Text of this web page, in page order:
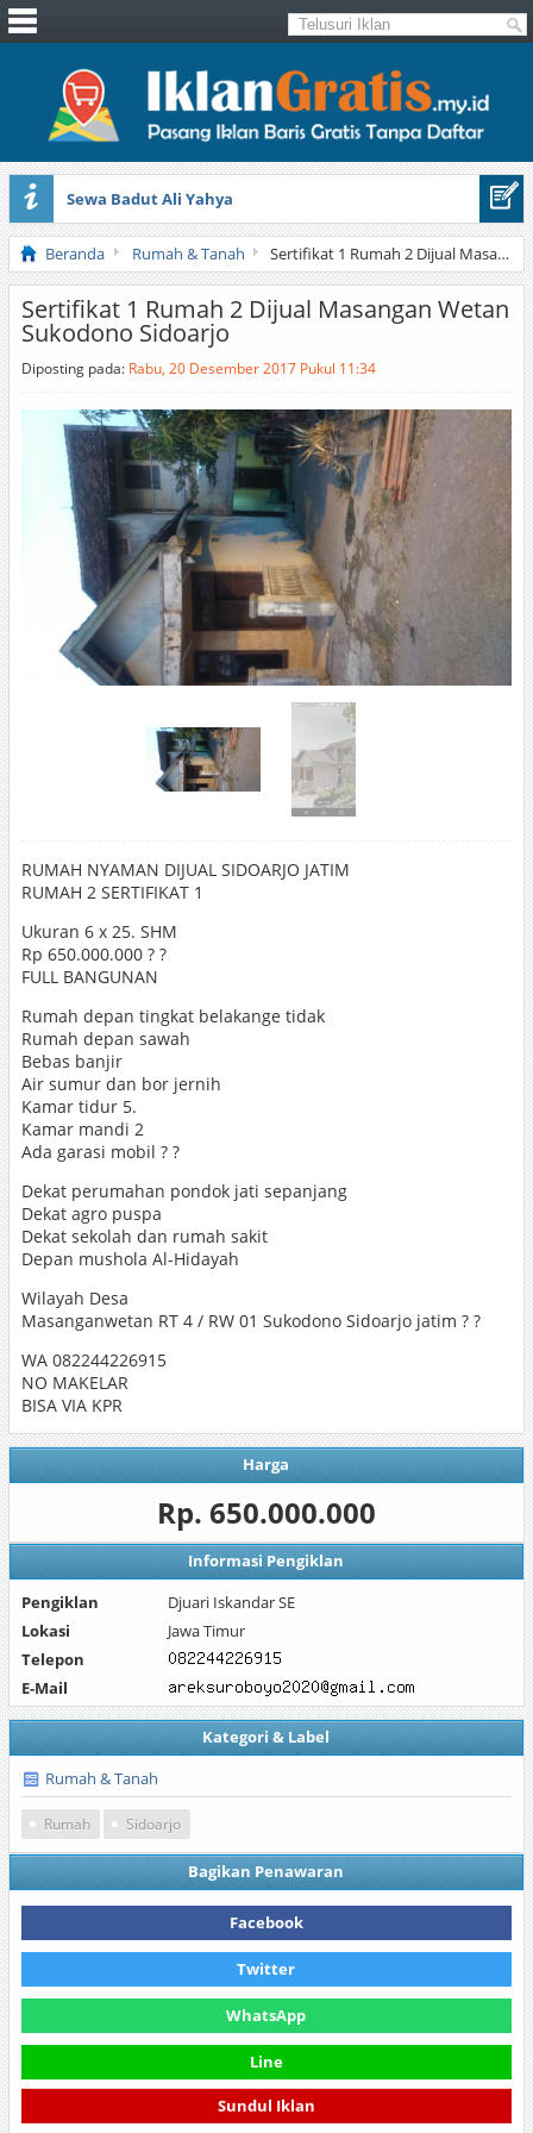
Sewa Badut Ali Yahya
Honda Brio 1.3 E AT CBU 2012 Putih
Beranda Rumah & Tanah Sertifikat 1 Rumah 2 Dijual Masangan Wetan Sukodono Sidoarjo
Sertifikat 1 Rumah 2 Dijual Masangan Wetan
Sukodono Sidoarjo
Diposting pada: Rabu, 20 Desember 2017 Pukul 11:34
RUMAH NYAMAN DIJUAL SIDOARJO JATIM
RUMAH 2 SERTIFIKAT 1
Ukuran 6 x 25. SHM
Rp 650.000.000 ? ?
FULL BANGUNAN
Rumah depan tingkat belakange tidak
Rumah depan sawah
Bebas banjir
Air sumur dan bor jernih
Kamar tidur 5.
Kamar mandi 2
Ada garasi mobil ? ?
Dekat perumahan pondok jati sepanjang
Dekat agro puspa
Dekat sekolah dan rumah sakit
Depan mushola Al-Hidayah
Wilayah Desa
Masanganwetan RT 4 / RW 01 Sukodono Sidoarjo jatim ? ?
WA 082244226915
NO MAKELAR
BISA VIA KPR
Harga
Rp. 650.000.000
Informasi Pengiklan
Pengiklan
Djuari Iskandar SE
Lokasi
Jawa Timur
Telepon
E-Mail
Kategori & Label
Rumah & Tanah
Rumah Sidoarjo
Bagikan Penawaran
Facebook
Twitter
WhatsApp
Line
Sundul Iklan